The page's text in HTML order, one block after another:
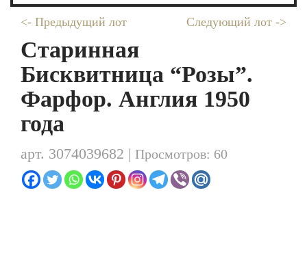
<- Предыдущий лот Следующий лот ->
Старинная
Бисквитница “Розы”.
Фарфор. Англия 1950
года
арт. 3074039682 | Просмотров: 60